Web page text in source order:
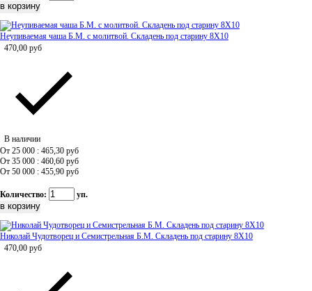
Неупиваемая чаша Б.М. с молитвой. Складень под старину 8Х10
470,00 руб
В наличии
От 25 000 : 465,30 руб
От 35 000 : 460,60 руб
От 50 000 : 455,90 руб
Количество: уп.
Николай Чудотворец и Семистрельная Б.М. Складень под старину 8Х10
470,00 руб